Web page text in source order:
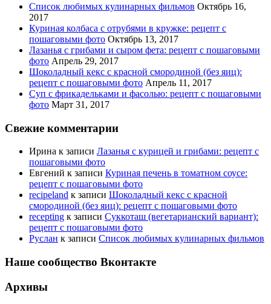
Список любимых кулинарных фильмов Октябрь 16,
2017
Куриная колбаса с отрубями в кружке: рецепт с
пошаговыми фото Октябрь 13, 2017
Лазанья с грибами и сыром фета: рецепт с пошаговыми
фото Апрель 29, 2017
Шоколадный кекс с красной смородиной (без яиц):
рецепт с пошаговыми фото Апрель 11, 2017
Суп с фрикадельками и фасолью: рецепт с пошаговыми
фото Март 31, 2017
Свежие комментарии
Ирина к записи Лазанья с курицей и грибами: рецепт с
пошаговыми фото
Евгений к записи Куриная печень в томатном соусе:
рецепт с пошаговыми фото
recipeland к записи Шоколадный кекс с красной
смородиной (без яиц): рецепт с пошаговыми фото
recepting к записи Суккоташ (вегетарианский вариант):
рецепт с пошаговыми фото
Руслан к записи Список любимых кулинарных фильмов
Наше сообщество Вконтакте
Архивы